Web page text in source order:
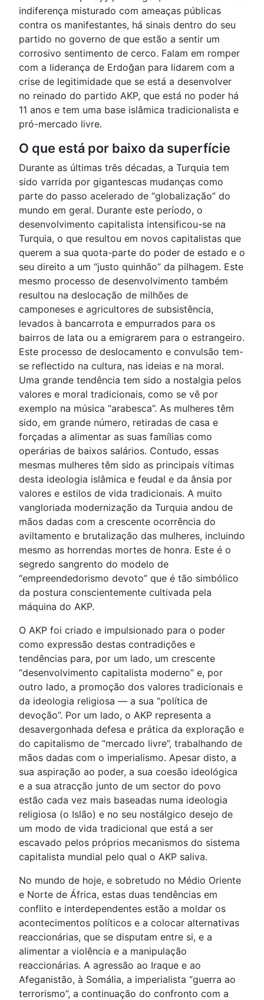
indiferença misturado com ameaças públicas
contra os manifestantes, há sinais dentro do seu
partido no governo de que estão a sentir um
corrosivo sentimento de cerco. Falam em romper
com a liderança de Erdoğan para lidarem com a
crise de legitimidade que se está a desenvolver
no reinado do partido AKP, que está no poder há
11 anos e tem uma base islâmica tradicionalista e
pró-mercado livre.
O que está por baixo da superfície
Durante as últimas três décadas, a Turquia tem
sido varrida por gigantescas mudanças como
parte do passo acelerado de “globalização” do
mundo em geral. Durante este período, o
desenvolvimento capitalista intensificou-se na
Turquia, o que resultou em novos capitalistas que
querem a sua quota-parte do poder de estado e o
seu direito a um “justo quinhão” da pilhagem. Este
mesmo processo de desenvolvimento também
resultou na deslocação de milhões de
camponeses e agricultores de subsistência,
levados à bancarrota e empurrados para os
bairros de lata ou a emigrarem para o estrangeiro.
Este processo de deslocamento e convulsão tem-
se reflectido na cultura, nas ideias e na moral.
Uma grande tendência tem sido a nostalgia pelos
valores e moral tradicionais, como se vê por
exemplo na música “arabesca”. As mulheres têm
sido, em grande número, retiradas de casa e
forçadas a alimentar as suas famílias como
operárias de baixos salários. Contudo, essas
mesmas mulheres têm sido as principais vítimas
desta ideologia islâmica e feudal e da ânsia por
valores e estilos de vida tradicionais. A muito
vangloriada modernização da Turquia andou de
mãos dadas com a crescente ocorrência do
aviltamento e brutalização das mulheres, incluindo
mesmo as horrendas mortes de honra. Este é o
segredo sangrento do modelo de
“empreendedorismo devoto” que é tão simbólico
da postura conscientemente cultivada pela
máquina do AKP.
O AKP foi criado e impulsionado para o poder
como expressão destas contradições e
tendências para, por um lado, um crescente
“desenvolvimento capitalista moderno” e, por
outro lado, a promoção dos valores tradicionais e
da ideologia religiosa — a sua “política de
devoção”. Por um lado, o AKP representa a
desavergonhada defesa e prática da exploração e
do capitalismo de “mercado livre”, trabalhando de
mãos dadas com o imperialismo. Apesar disto, a
sua aspiração ao poder, a sua coesão ideológica
e a sua atracção junto de um sector do povo
estão cada vez mais baseadas numa ideologia
religiosa (o Islão) e no seu nostálgico desejo de
um modo de vida tradicional que está a ser
escavado pelos próprios mecanismos do sistema
capitalista mundial pelo qual o AKP saliva.
No mundo de hoje, e sobretudo no Médio Oriente
e Norte de África, estas duas tendências em
conflito e interdependentes estão a moldar os
acontecimentos políticos e a colocar alternativas
reaccionárias, que se disputam entre si, e a
alimentar a violência e a manipulação
reaccionárias. A agressão ao Iraque e ao
Afeganistão, à Somália, a imperialista “guerra ao
terrorismo”, a continuação do confronto com a